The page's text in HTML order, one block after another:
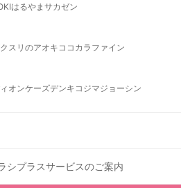
はるやま サカゼン
クスリのアオキ ココカラファイン
オンケーズデンキ コジマジョーシン
シプラスサービスのご案内